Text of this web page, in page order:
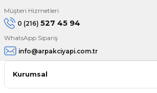
Müşteri Hizmetleri
0 (216) 527 45 94
WhatsApp Sipariş
info@arpakciyapi.com.tr
Kurumsal